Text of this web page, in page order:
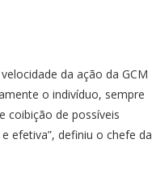
da ação da GCM
o indivíduo, sempre
coibição de possíveis
efetiva”, definiu o chefe da